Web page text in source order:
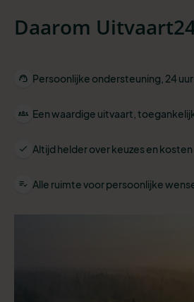
Daarom
Persoonlijke ondersteuning, 24
Een waardige uitvaart,
Altijd helder over keuzes en kosten
Alle ruimte voor persoonlijke